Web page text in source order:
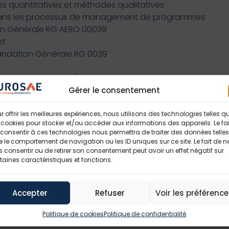
Gérer le consentement
offrir les meilleures expériences, nous utilisons des technologies telles
pour stocker et/ou accéder aux informations des appareils. Le
à ces technologies nous permettra de traiter des données telles
le comportement de navigation ou les ID uniques sur ce site. Le fait de
consentir ou de retirer son consentement peut avoir un effet négatif sur
caractéristiques et fonctions.
Accepter Refuser Voir les
Politique de cookiesPolitique de confidentialité
quantitatives et méthodes qualitatives
les processus de management de programmes
RG AERO 00039
Générale RG 0039
à éviter)
leurs causes
ou d’acceptation
des risques
opportunément les actions.
les extensions budgétaires éventuelles.
: